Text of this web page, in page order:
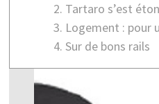
Tartaro s’est
Logement : pour
Sur de bons rails